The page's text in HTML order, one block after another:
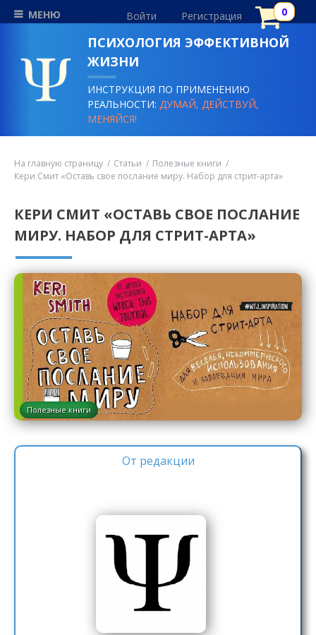
МЕНЮ Войти Регистрация
ПСИХОЛОГИЯ ЭФФЕКТИВНОЙ
ЖИЗНИ
ИНСТРУКЦИЯ ПО ПРИМЕНЕНИЮ
РЕАЛЬНОСТИ:ДУМАЙ, ДЕЙСТВУЙ,
МЕНЯЙСЯ!
На главную страницу Статьи
Полезные книги
Кери Смит «Оставь свое послание миру. Набор для стрит-арта»
КЕРИ СМИТ «ОСТАВЬ СВОЕ ПОСЛАНИЕ
МИРУ. НАБОР ДЛЯ СТРИТ-АРТА»
Полезные книги
От редакции